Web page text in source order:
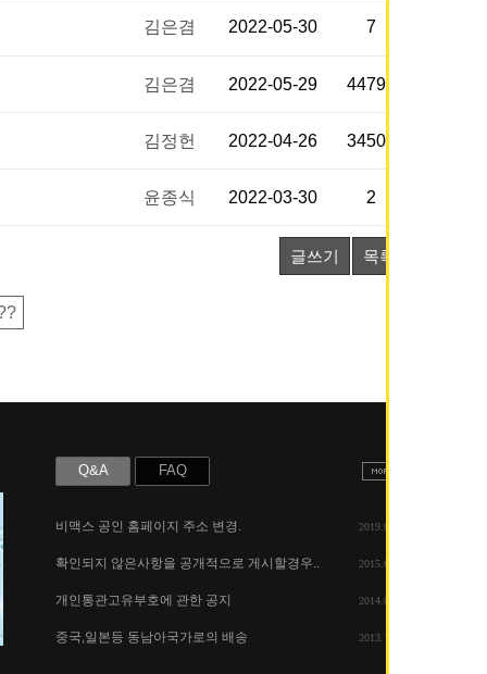
김은겸 2022-05-30 7
김은겸 2022-05-29 44799
김정헌 2022-04-26 34509
윤종식 2022-03-30 2
글쓰기 목록
Q&A FAQ
비맥스 공인 홈페이지 주소 변경. 2019.05.07
확인되지 않은사항을 공개적으로 게시할경우.. 2015.06.25
개인통관고유부호에 관한 공지 2014.08.06
중국,일본등 동남아국가로의 배송 2013.11.26